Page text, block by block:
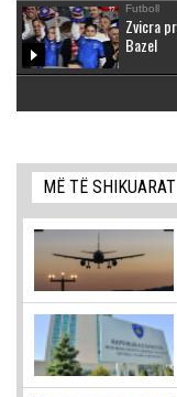
Futboll
Zvicra
Bazel
MË TË SHIKUARAT